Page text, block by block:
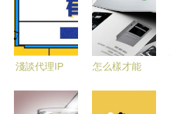
淺談代理IP
與價值
怎么樣才能